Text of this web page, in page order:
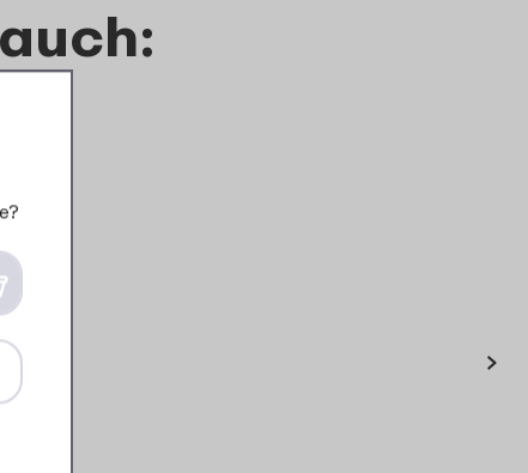
Lunchpot Ellipse mini -
›